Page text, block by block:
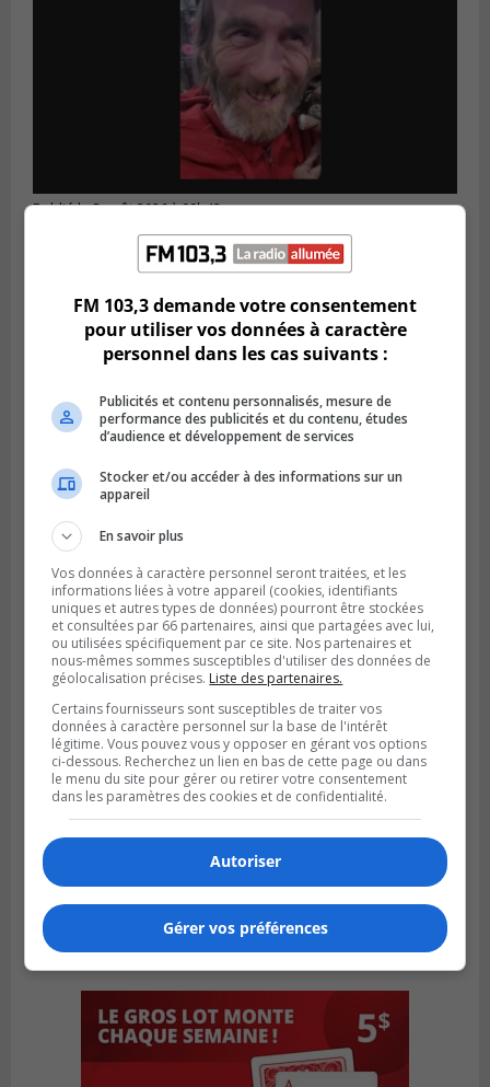
Publié le 5 août 2026 à 09h42
La SQ lance un appel à la population pour
retrouver un homme disparu
BOUCHERVILLE
La SQ recense 18 décès pendant les
vacances de la construction
FM 103,3 demande votre consentement
pour utiliser vos données à caractère
personnel dans les cas suivants :
Publicités et contenu personnalisés, mesure de
performance des publicités et du contenu, études
d’audience et développement de services
Stocker et/ou accéder à des informations sur un
appareil
En savoir plus
Vos données à caractère personnel seront traitées, et les
informations liées à votre appareil (cookies, identifiants
uniques et autres types de données) pourront être stockées
et consultées par 66 partenaires, ainsi que partagées avec lui,
ou utilisées spécifiquement par ce site. Nos partenaires et
nous-mêmes sommes susceptibles d'utiliser des données de
géolocalisation précises. Liste des partenaires.
Certains fournisseurs sont susceptibles de traiter vos
données à caractère personnel sur la base de l'intérêt
légitime. Vous pouvez vous y opposer en gérant vos options
ci-dessous. Recherchez un lien en bas de cette page ou dans
le menu du site pour gérer ou retirer votre consentement
dans les paramètres des cookies et de confidentialité.
Autoriser
Gérer vos préférences